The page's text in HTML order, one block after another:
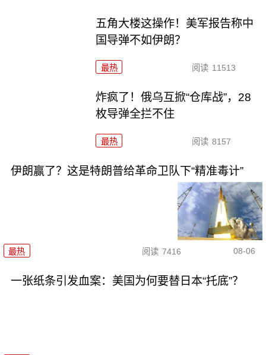
五角大楼这操作！美军报告称中
国导弹不如伊朗？
最热 阅读 11513
炸疯了！俄乌互掀“仓库战”，28
枚导弹全拦不住
最热 阅读 8157
伊朗赢了？这是特朗普给革命卫队下“精准毒计”
最热 阅读 7416 08-06
一张纸条引发血案：美国为何要替日本“托底”？